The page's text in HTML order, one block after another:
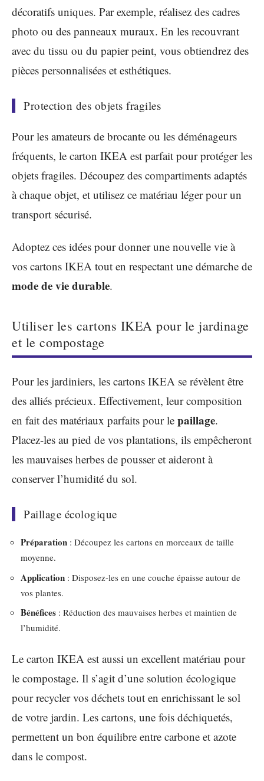
décoratifs uniques. Par exemple, réalisez des cadres
photo ou des panneaux muraux. En les recouvrant
avec du tissu ou du papier peint, vous obtiendrez des
pièces personnalisées et esthétiques.
Protection des objets fragiles
Pour les amateurs de brocante ou les déménageurs
fréquents, le carton IKEA est parfait pour protéger les
objets fragiles. Découpez des compartiments adaptés
à chaque objet, et utilisez ce matériau léger pour un
transport sécurisé.
Adoptez ces idées pour donner une nouvelle vie à
vos cartons IKEA tout en respectant une démarche de
mode de vie durable.
Utiliser les cartons IKEA pour le jardinage
et le compostage
Pour les jardiniers, les cartons IKEA se révèlent être
des alliés précieux. Effectivement, leur composition
en fait des matériaux parfaits pour le paillage.
Placez-les au pied de vos plantations, ils empêcheront
les mauvaises herbes de pousser et aideront à
conserver l’humidité du sol.
Paillage écologique
Préparation : Découpez les cartons en morceaux de taille
moyenne.
Application : Disposez-les en une couche épaisse autour de
vos plantes.
Bénéfices : Réduction des mauvaises herbes et maintien de
l’humidité.
Le carton IKEA est aussi un excellent matériau pour
le compostage. Il s’agit d’une solution écologique
pour recycler vos déchets tout en enrichissant le sol
de votre jardin. Les cartons, une fois déchiquetés,
permettent un bon équilibre entre carbone et azote
dans le compost.